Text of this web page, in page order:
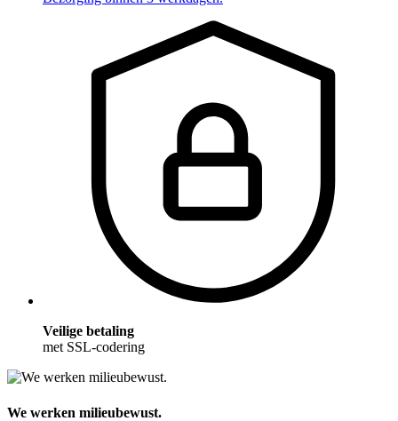
Veilige betaling
met SSL-codering
We werken milieubewust.